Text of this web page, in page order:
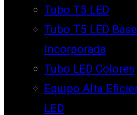
Tubo T5 LED
Tubo T5 LED Base
Incorporada
Tubo LED Colores
Equipo Alta
LED